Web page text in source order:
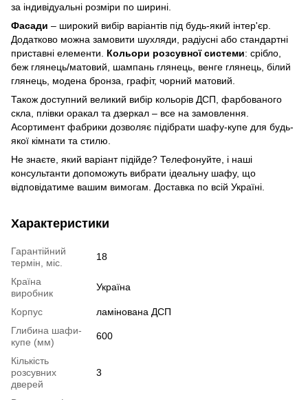
за індивідуальні розміри по ширині.
Фасади – широкий вибір варіантів під будь-який інтер'єр.
Додатково можна замовити шухляди, радіусні або стандартні
приставні елементи. Кольори розсувної системи: срібло,
беж глянець/матовий, шампань глянець, венге глянець, білий
глянець, модена бронза, графіт, чорний матовий.
Також доступний великий вибір кольорів ДСП, фарбованого
скла, плівки оракал та дзеркал – все на замовлення.
Асортимент фабрики дозволяє підібрати шафу-купе для будь-
якої кімнати та стилю.
Не знаєте, який варіант підійде? Телефонуйте, і наші
консультанти допоможуть вибрати ідеальну шафу, що
відповідатиме вашим вимогам. Доставка по всій Україні.
Характеристики
Гарантійний
термін, міс.
18
Країна
виробник
Україна
Корпус
ламінована ДСП
Глибина шафи-
купе (мм)
600
Кількість
розсувних
дверей
3